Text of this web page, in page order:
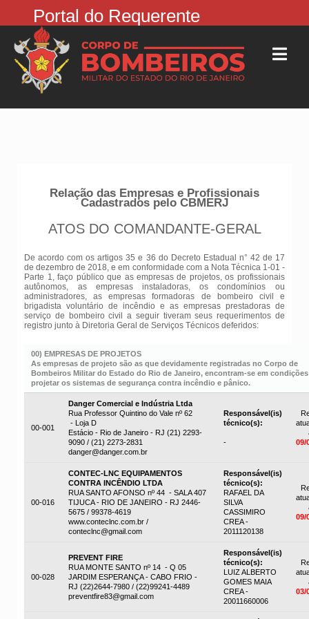
Portal do Requerente
Relação das Empresas e Profissionais
Cadastrados pelo CBMERJ
ATOS DO COMANDANTE-GERAL
De acordo com os artigos 35 e 36 do Decreto Estadual n° 42 de 17
de dezembro de 2018, e em conformidade com a Nota Técnica 1-01 -
Parte 1, faço público que as empresas de projetos, os profissionais
autônomos, as empresas instaladoras, os condomínios ou
administradores, as empresas formadoras de bombeiro civil e
brigadista voluntário de incêndio e as empresas prestadoras de
serviço de bombeiro civil a seguir tiveram seus requerimentos de
registro junto à Diretoria Geral de Serviços Técnicos deferidos:
00) EMPRESAS DE PROJETOS
As empresas de projeto são as que devidamente registradas no Corpo de
Bombeiros Militar do Estado do Rio de Janeiro, encontram-se em
projetar os sistemas de segurança contra incêndio e pânico.
00-001
Danger Comercial e Indústria Ltda
Rua Professor Quintino do Vale nº 62
- Loja D
Estácio - Rio de Janeiro - RJ (21) 2293-
9090 / (21) 2273-2831
danger@danger.com.br
Responsável(is)
técnico(s):
-
09/
00-016
CONTEC-LNC EQUIPAMENTOS
CONTRA INCÊNDIO LTDA
RUA SANTO AFONSO nº 44 - SALA 407
TIJUCA - RIO DE JANEIRO - RJ 2446-
5675 / 99378-4619
www.conteclnc.com.br /
conteclnc@gmail.com
Responsável(is)
técnico(s):
RAFAEL DA
SILVA
CASSIMIRO
CREA -
2011120138
09/
00-028
PREVENT FIRE
RUA MONTE SANTO nº 14 - Q 05
JARDIM ESPERANÇA - CABO FRIO -
RJ (22)2644-7980 / (22)99241-4489
preventfire83@gmail.com
Responsável(is)
técnico(s):
LUIZ ALBERTO
GOMES MAIA
CREA -
20011660006
03/